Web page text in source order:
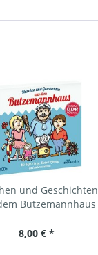
und Geschichten
Butzemannhaus
8,00 € *